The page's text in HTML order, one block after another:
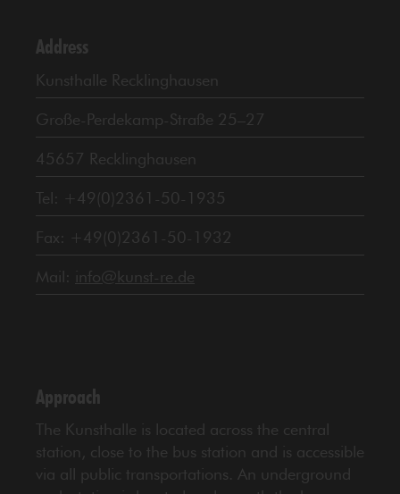
Address
Kunsthalle Recklinghausen
Große-Perdekamp-Straße 25–27
45657 Recklinghausen
Tel: +49(0)2361-50-1935
Fax: +49(0)2361-50-1932
Mail: info@kunst-re.de
Approach
The Kunsthalle is located across the central
station, close to the bus station and is accessible
via all public transportations. An underground